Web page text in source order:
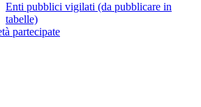
Enti pubblici vigilati (da pubblicare in
tabelle)
partecipate